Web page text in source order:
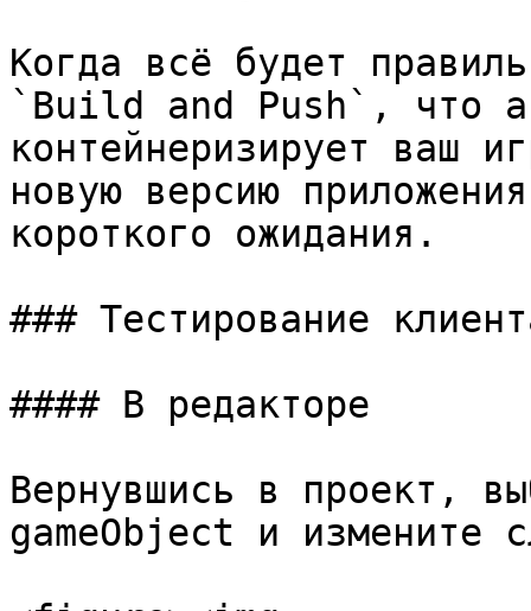
Когда всё будет
`Build and Push`, что
контейнеризирует ваш
новую версию
короткого ожидания.
### Тестирование
#### В редакторе
Вернувшись в проект,
gameObject и измените